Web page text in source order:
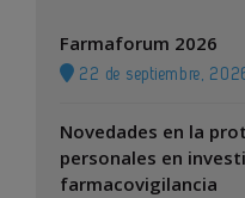
Farmaforum 2026
22 de septiembre,
Novedades en la
personales en
farmacovigilancia